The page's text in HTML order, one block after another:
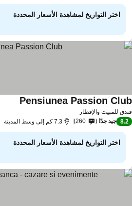
اختر التواريخ لمشاهدة الأسعار المحددة
للمبيت والإفطار
Pensiunea Passion
8.2 جيد جدًا 260 7.3 كم إلى وسط المدينة
اختر التواريخ لمشاهدة الأسعار المحددة